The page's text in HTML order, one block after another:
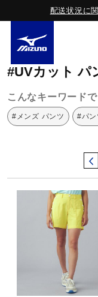
配送状況に
ライフス
サッカー
トレーニン
ミズノ公式オンライン
#UVカット パ
こんなキーワード
#メンズ パンツ #パ